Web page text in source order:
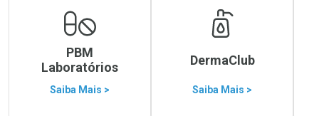
PBM
Laboratórios
Saiba Mais >
DermaClub
Saiba Mais >